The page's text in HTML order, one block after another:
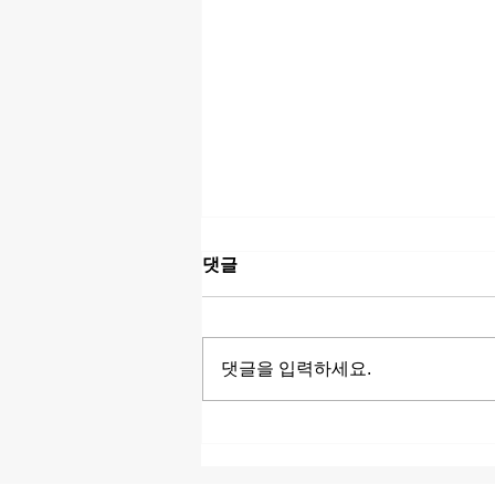
댓글
댓글을 입력하세요.